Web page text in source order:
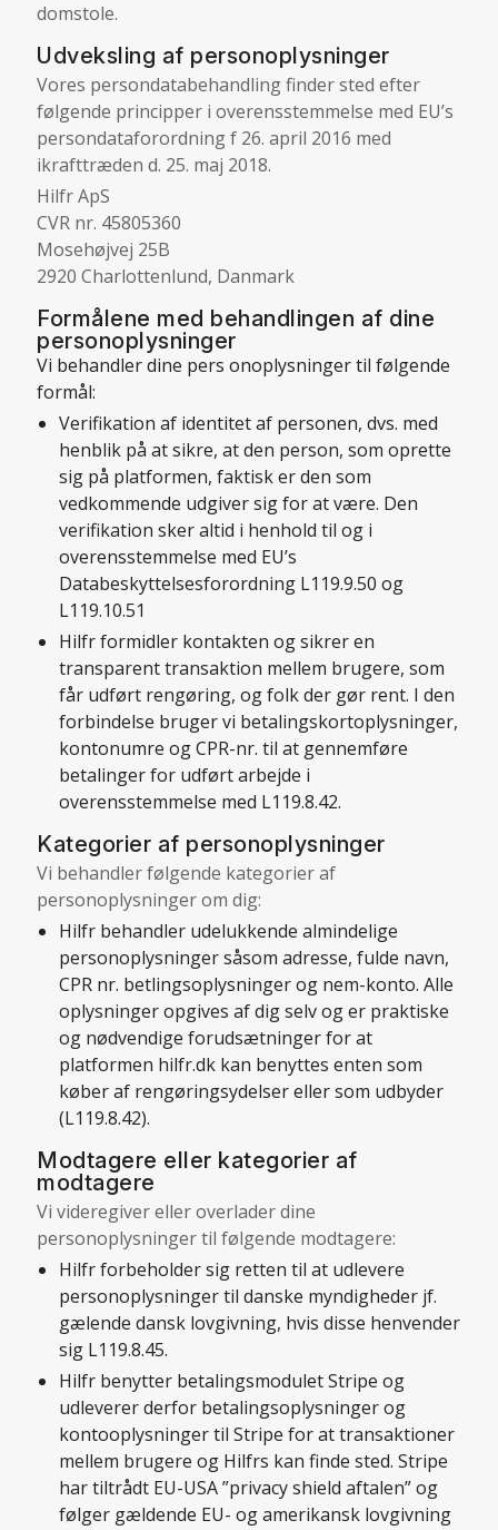
domstole.
Udveksling af personoplysninger
Vores persondatabehandling finder sted efter
følgende principper i overensstemmelse med EU’s
persondataforordningf 26. april 2016 med
ikrafttræden d. 25. maj 2018.
Hilfr ApS
CVR nr. 45805360
Mosehøjvej 25B
2920 Charlottenlund, Danmark
Formålene med behandlingen af dine
personoplysninger
Vi behandler dine pers onoplysninger til følgende
formål:
Verifikation af identitet af personen, dvs. med
henblik på at sikre, at den person, som oprette
sig på platformen, faktisk er den som
vedkommende udgiver sig for at være. Den
verifikation sker altid i henhold til og i
overensstemmelse med EU’s
Databeskyttelsesforordning L119.9.50 og
L119.10.51
Hilfr formidler kontakten og sikrer en
transparent transaktion mellem brugere, som
får udført rengøring, og folk der gør rent. I den
forbindelse bruger vi betalingskortoplysninger,
kontonumre og CPR-nr. til at gennemføre
betalinger for udført arbejde i
overensstemmelse med L119.8.42.
Kategorier af personoplysninger
Vi behandler følgende kategorier af
personoplysninger om dig:
Hilfr behandler udelukkende almindelige
personoplysninger såsom adresse, fulde navn,
CPR nr. betlingsoplysninger og nem-konto. Alle
oplysninger opgives af dig selv og er praktiske
og nødvendige forudsætninger for at
platformen hilfr.dk kan benyttes enten som
køber af rengøringsydelser eller som udbyder
(L119.8.42).
Modtagere eller kategorier af
modtagere
Vi videregiver eller overlader dine
personoplysninger til følgende modtagere:
Hilfr forbeholder sig retten til at udlevere
personoplysninger til danske myndigheder jf.
gælende dansk lovgivning, hvis disse henvender
sig L119.8.45.
Hilfr benytter betalingsmodulet Stripe og
udleverer derfor betalingsoplysninger og
kontooplysninger til Stripe for at transaktioner
mellem brugere og Hilfrs kan finde sted. Stripe
har tiltrådt EU-USA ”privacy shield aftalen” og
følger gældende EU- og amerikansk lovgivning